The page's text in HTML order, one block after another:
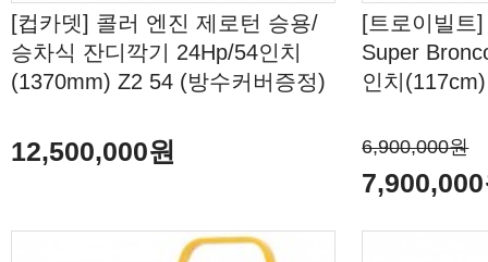
[컵카뎃] 콜러 엔진 제로턴 승용/
승차식 잔디깍기 24Hp/54인치
(1370mm) Z2 54 (방수커버증정)
12,500,000원
[트로이빌트
Super
인치
6,900,000원